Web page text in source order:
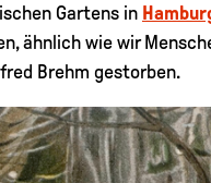
Gartens in
ähnlich wie wir
Brehm gestorben.